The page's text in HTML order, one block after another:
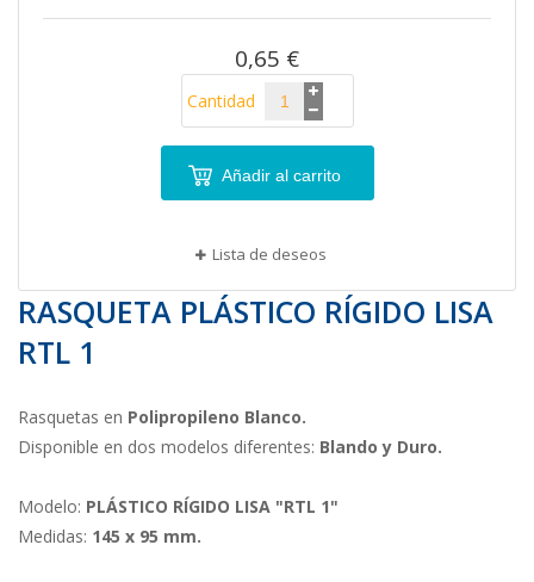
imágenes
0,65 €
Cantidad
Añadir al carrito
Lista de deseos
RASQUETA PLÁSTICO RÍGIDO LISA
RTL 1
Rasquetas en Polipropileno Blanco.
Disponible en dos modelos diferentes: Blando y Duro.
Modelo: PLÁSTICO RÍGIDO LISA "RTL 1"
Medidas: 145 x 95 mm.